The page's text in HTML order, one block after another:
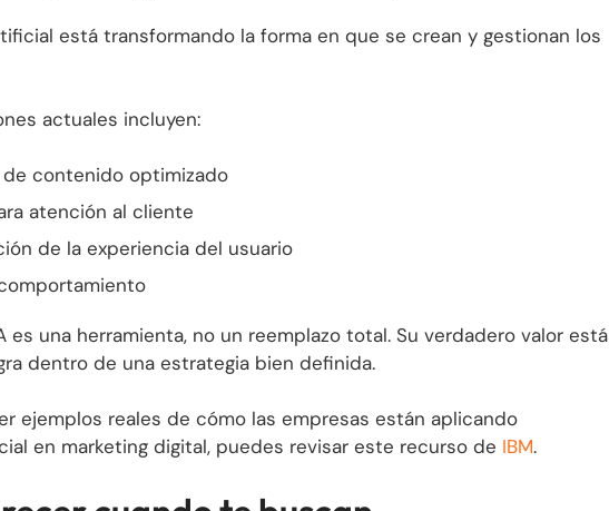
está transformando la forma en que se crean y gestionan los
actuales incluyen:
de contenido optimizado
atención al cliente
de la experiencia del usuario
es una herramienta, no un reemplazo total. Su verdadero valor está
dentro de una estrategia bien definida.
ejemplos reales de cómo las empresas están aplicando
en marketing digital, puedes revisar este recurso de IBM.